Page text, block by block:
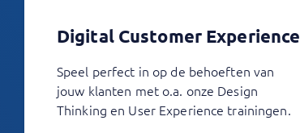
Digital Customer Experience
Speel perfect in op de behoeften van
jouw klanten met o.a. onze Design
Thinking en User Experience trainingen.